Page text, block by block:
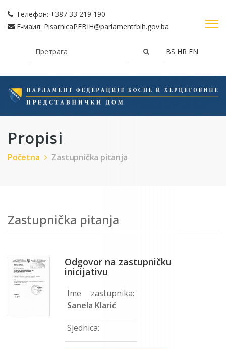
Телефон: +387 33 219 190
Е-маил: PisarnicaPFBIH@parlamentfbih.gov.ba
BS HR EN
Propisi
Početna Zastupnička pitanja
Zastupnička pitanja
Odgovor na zastupničku
inicijativu
Ime zastupnika:
Sanela Klarić
Sjednica: